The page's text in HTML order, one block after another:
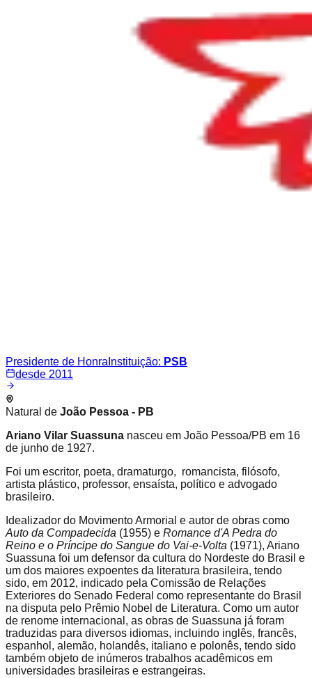
Presidente de Honra Instituição: PSB
desde 2011
Natural de João Pessoa - PB
Ariano Vilar Suassuna nasceu em João Pessoa/PB em 16
de junho de 1927.
Foi um escritor, poeta, dramaturgo, romancista, filósofo,
artista plástico, professor, ensaísta, político e advogado
brasileiro.
Idealizador do Movimento Armorial e autor de obras como
Auto da Compadecida (1955) e Romance d'A Pedra do
Reino e o Príncipe do Sangue do Vai-e-Volta (1971), Ariano
Suassuna foi um defensor da cultura do Nordeste do Brasil e
um dos maiores expoentes da literatura brasileira, tendo
sido, em 2012, indicado pela Comissão de Relações
Exteriores do Senado Federal como representante do Brasil
na disputa pelo Prêmio Nobel de Literatura. Como um autor
de renome internacional, as obras de Suassuna já foram
traduzidas para diversos idiomas, incluindo inglês, francês,
espanhol, alemão, holandês, italiano e polonês, tendo sido
também objeto de inúmeros trabalhos acadêmicos em
universidades brasileiras e estrangeiras.